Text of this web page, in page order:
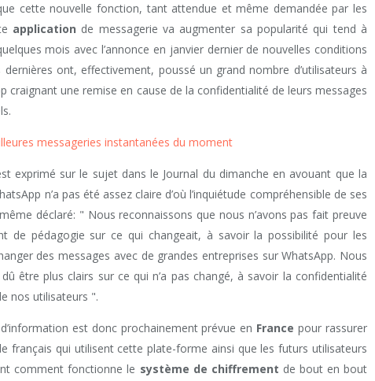
cette nouvelle fonction, tant attendue et même demandée par les
application de messagerie va augmenter sa popularité qui tend à
mois avec l’annonce en janvier dernier de nouvelles conditions
dernières ont, effectivement, poussé un grand nombre d’utilisateurs à
craignant une remise en cause de la confidentialité de leurs messages
messageries instantanées du moment
exprimé sur le sujet dans le Journal du dimanche en avouant que la
n’a pas été assez claire d’où l’inquiétude compréhensible de ses
déclaré: " Nous reconnaissons que nous n’avons pas fait preuve
de pédagogie sur ce qui changeait, à savoir la possibilité pour les
des messages avec de grandes entreprises sur WhatsApp. Nous
être plus clairs sur ce qui n’a pas changé, à savoir la confidentialité
nos utilisateurs ".
est donc prochainement prévue en France pour rassurer
français qui utilisent cette plate-forme ainsi que les futurs utilisateurs
comment fonctionne le système de chiffrement de bout en bout